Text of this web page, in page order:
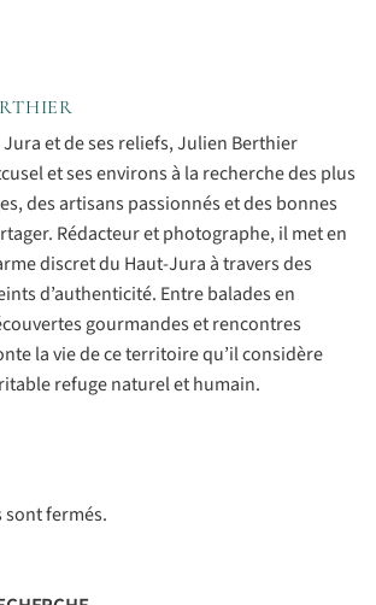
et de ses reliefs, Julien Berthier
et ses environs à la recherche des plus
des artisans passionnés et des bonnes
Rédacteur et photographe, il met en
discret du Haut-Jura à travers des
d’authenticité. Entre balades en
gourmandes et rencontres
la vie de ce territoire qu’il considère
refuge naturel et humain.
sont fermés.